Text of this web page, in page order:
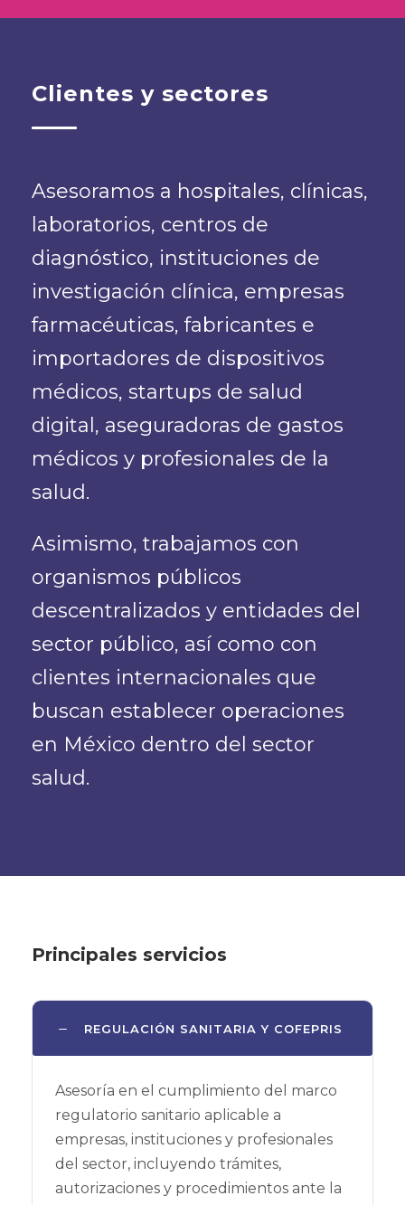
Clientes y sectores
Asesoramos a hospitales, clínicas,
laboratorios, centros de
diagnóstico, instituciones de
investigación clínica, empresas
farmacéuticas, fabricantes e
importadores de dispositivos
médicos, startups de salud
digital, aseguradoras de gastos
médicos y profesionales de la
salud.
Asimismo, trabajamos con
organismos públicos
descentralizados y entidades del
sector público, así como con
clientes internacionales que
buscan establecer operaciones
en México dentro del sector
salud.
Principales servicios
REGULACIÓN SANITARIA Y COFEPRIS
Asesoría en el cumplimiento del marco
regulatorio sanitario aplicable a
empresas, instituciones y profesionales
del sector, incluyendo trámites,
autorizaciones y procedimientos ante la